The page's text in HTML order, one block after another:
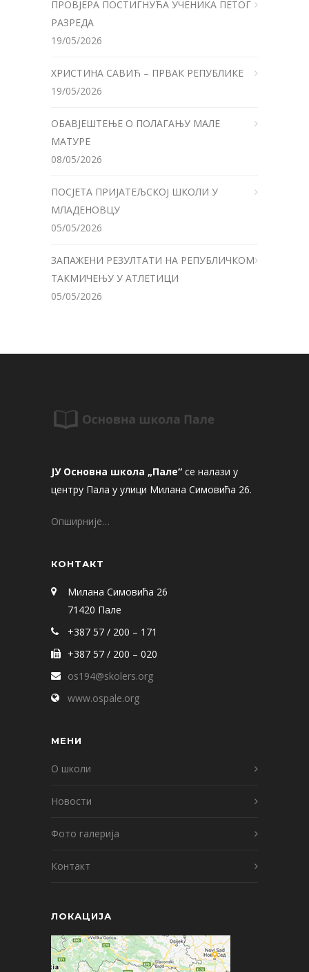
ПРОВЈЕРА ПОСТИГНУЋА УЧЕНИКА ПЕТОГ
РАЗРЕДА
19/05/2026
ХРИСТИНА САВИЋ – ПРВАК РЕПУБЛИКЕ
19/05/2026
ОБАВЈЕШТЕЊЕ О ПОЛАГАЊУ МАЛЕ
МАТУРЕ
08/05/2026
ПОСЈЕТА ПРИЈАТЕЉСКОЈ ШКОЛИ У
МЛАДЕНОВЦУ
05/05/2026
ЗАПАЖЕНИ РЕЗУЛТАТИ НА РЕПУБЛИЧКОМ
ТАКМИЧЕЊУ У АТЛЕТИЦИ
05/05/2026
ЈУ Основна школа „Пале“ се налази у
центру Пала у улици Милана Симовића 26.
Опширније…
КОНТАКТ
Милана Симовића 26
71420 Пале
+387 57 / 200 – 171
+387 57 / 200 – 020
os194@skolers.org
www.ospale.org
МЕНИ
О школи
Новости
Фото галерија
Контакт
ЛОКАЦИЈА